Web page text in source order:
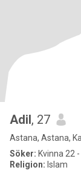
Adil, 27
Astana, Astana,
Söker: Kvinna 22
Religion: Islam